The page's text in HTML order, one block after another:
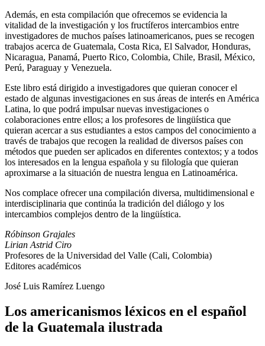
Además, en esta compilación que ofrecemos se evidencia la
vitalidad de la investigación y los fructíferos intercambios entre
investigadores de muchos países latinoamericanos, pues se recogen
trabajos acerca de Guatemala, Costa Rica, El Salvador, Honduras,
Nicaragua, Panamá, Puerto Rico, Colombia, Chile, Brasil, México,
Perú, Paraguay y Venezuela.
Este libro está dirigido a investigadores que quieran conocer el
estado de algunas investigaciones en sus áreas de interés en América
Latina, lo que podrá impulsar nuevas investigaciones o
colaboraciones entre ellos; a los profesores de lingüística que
quieran acercar a sus estudiantes a estos campos del conocimiento a
través de trabajos que recogen la realidad de diversos países con
métodos que pueden ser aplicados en diferentes contextos; y a todos
los interesados en la lengua española y su filología que quieran
aproximarse a la situación de nuestra lengua en Latinoamérica.
Nos complace ofrecer una compilación diversa, multidimensional e
interdisciplinaria que continúa la tradición del diálogo y los
intercambios complejos dentro de la lingüística.
Róbinson Grajales
Lirian Astrid Ciro
Profesores de la Universidad del Valle (Cali, Colombia)
Editores académicos
José Luis Ramírez Luengo
Los americanismos léxicos en el español
de la Guatemala ilustrada